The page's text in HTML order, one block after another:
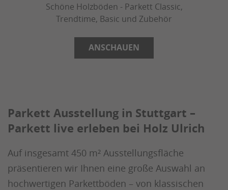
Schöne Holzböden - Parkett Classic,
Trendtime, Basic und Zubehör
ANSCHAUEN
Parkett Ausstellung in Stuttgart –
Parkett live erleben bei Holz Ulrich
Auf insgesamt 450 m² Ausstellungsfläche
präsentieren wir Ihnen eine große Auswahl an
hochwertigen Parkettböden – von klassischen